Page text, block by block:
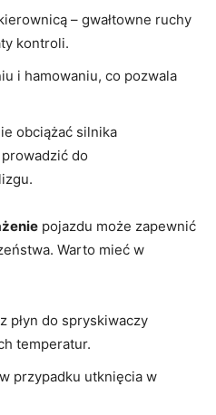
– ⁤gwałtowne ruchy
kontroli.
i hamowaniu, co pozwala
obciążać silnika
do
pojazdu może zapewnić
⁣Warto mieć w
płyn do spryskiwaczy
temperatur.
przypadku utknięcia w